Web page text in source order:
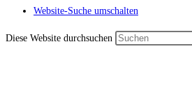
Website-Suche umschalten
Diese Website durchsuchen